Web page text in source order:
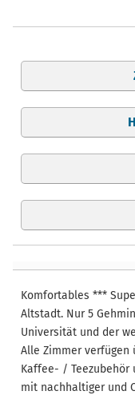
Komfortables ***
Altstadt. Nur 5
Universität und der
Alle Zimmer verfügen
Kaffee- / Teezubehör
mit nachhaltiger und